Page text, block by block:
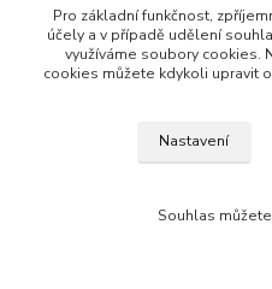
kterénejsousoučástí balení.
Upevňovací materiál naleznete
značkám“ a ,,Související zboží‘‘.
Značku lze poptat v různých
Pro základní funkčnost,
účely a v případě udělení
využíváme soubory cookies.
cookies můžete kdykoli upravit
Nastavení
Souhlas